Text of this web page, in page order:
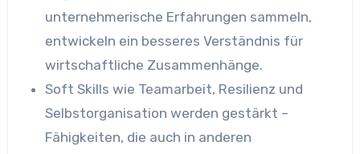
unternehmerische Erfahrungen sammeln,
entwickeln ein besseres Verständnis für
wirtschaftliche Zusammenhänge.
Soft Skills wie Teamarbeit, Resilienz und
Selbstorganisation werden gestärkt –
Fähigkeiten, die auch in anderen